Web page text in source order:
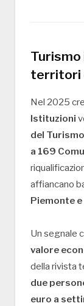
territori
Nel 2025
Istituzioni
del Turismo
a 169
affiancano
Piemonte
Un segnale
valore
della rivista
due
euro a